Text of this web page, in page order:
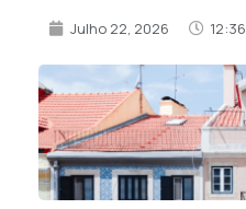
Julho 22, 2026 12:36